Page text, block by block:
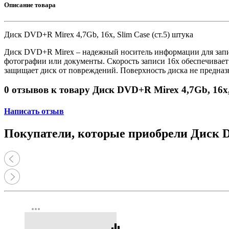
Шредеры
Описание товара
Диск DVD+R Mirex 4,7Gb, 16x, Slim Case (ст.5) штука
Диск DVD+R Mirex – надежный носитель информации для
фотографии или документы. Скорость записи 16x
защищает диск от повреждений. Поверхность диска не
0 отзывов к товару Диск DVD+R Mirex 4,7Gb,
Написать отзыв
Покупатели, которые приобрели Диск
more_horiz